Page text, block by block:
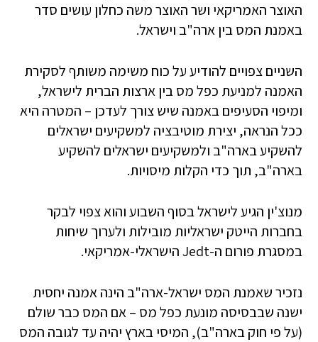
האוצר האמריקאי ושר האוצר משה כחלון עושים סדר
באמנת המס בין ארה"ב וישראל.
השניים צפויים להודיע על כוח משימה משותף לסקירת
האמנה למניעת כפל מס בין ארצות הברית לישראל,
ומיפוי הסעיפים באמנה שיש צורך לעדכן – המטרה היא
ככל הנראה, יצירת מוטיבציה למשקיעים ישראלים
להשקיע בארה"ב ולמשקיעים ישראלים להשקיע
בארה"ב, תוך כדי הקלות מיסויות.
מנוצ'ין הגיע לישראל בסוף השבוע והוא צפוי לבקר
בחברות הייטק ישראליות מובילות ולערוך שיחות
במסגרת פורום ה-Jedt הישראלי-אמריקאי.
נזכיר שאמנת המס ישראל-ארה"ב הינה אמנה יחסית
ישנה שבבסיסה מונעת כפל מס – אם המס כבר שולם
(על פי חוק בארה"ב), המיסי בארץ יהיה עד לגובה המס